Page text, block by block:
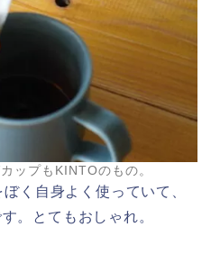
ップもKINTOのもの。
く自身よく使っていて、
。とてもおしゃれ。